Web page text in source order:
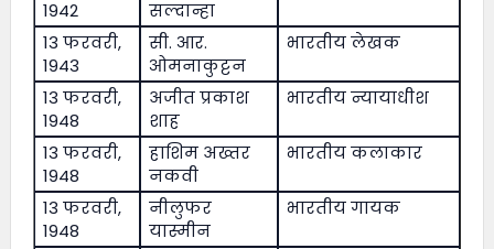
1942
सल्दान्हा
13 फरवरी,
1943
सी. आर.
ओमनाकुट्टन
भारतीय लेखक
13 फरवरी,
1948
अजीत प्रकाश
शाह
भारतीय न्यायाधीश
13 फरवरी,
1948
हाशिम अख्तर
नकवी
भारतीय कलाकार
13 फरवरी,
1948
नीलुफर
यास्मीन
भारतीय गायक